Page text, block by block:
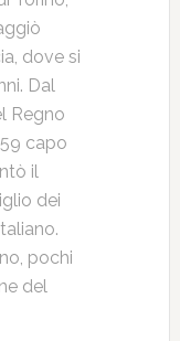
dove si
Dal
Regno
capo
il
dei
pochi
del